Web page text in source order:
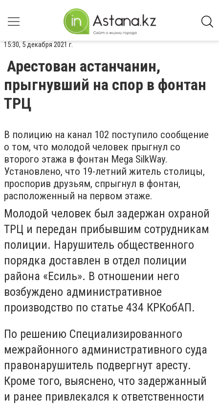
15:30, 5 декабря 2021 г.
Арестован астанчанин,
прыгнувший на спор в фонтан
ТРЦ
В полицию на канал 102 поступило сообщение
о том, что молодой человек прыгнул со
второго этажа в фонтан Mega SilkWay.
Установлено, что 19-летний житель столицы,
проспорив друзьям, спрыгнул в фонтан,
расположенный на первом этаже.
Молодой человек был задержан охраной
ТРЦ и передан прибывшим сотрудникам
полиции. Нарушитель общественного
порядка доставлен в отдел полиции
района «Есиль». В отношении него
возбуждено административное
производство по статье 434 КРКобАП.
По решению Специализированного
межрайонного административного суда
правонарушитель подвергнут аресту.
Кроме того, выяснено, что задержанный
и ранее привлекался к ответственности